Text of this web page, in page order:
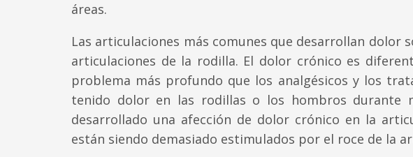
áreas.
Las articulaciones más comunes que desarrollan dolor
articulaciones de la rodilla. El dolor crónico es
problema más profundo que los analgésicos y los
tenido dolor en las rodillas o los hombros durante
desarrollado una afección de dolor crónico en la
están siendo demasiado estimulados por el roce de la